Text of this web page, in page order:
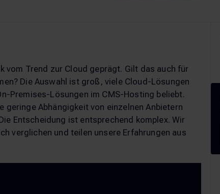
Trend zur Cloud geprägt. Gilt das auch für
Die Auswahl ist groß, viele Cloud-Lösungen
Premises-Lösungen im CMS-Hosting beliebt.
Abhängigkeit von einzelnen Anbietern
Entscheidung ist entsprechend komplex. Wir
verglichen und teilen unsere Erfahrungen aus